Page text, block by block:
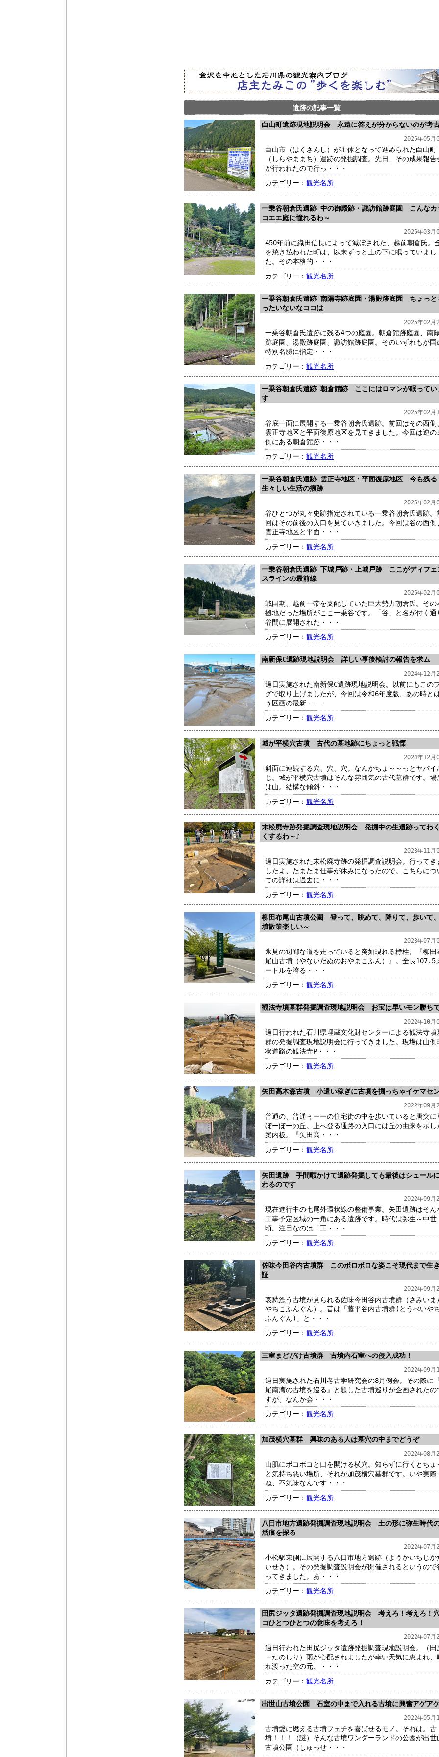
遺跡の記事一覧
白山町遺跡現地説明会 永遠に答えが分からないのが考
2025年05月
白山市（はくさんし）が主体となって進められた白山町
（しらやままち）遺跡の発掘調査。先日、その成果報告
が行われたので行っ・・・
カテゴリー： 観光名所
一乗谷朝倉氏遺跡 中の御殿跡・諏訪館跡庭園 こんなカ
コエエ庭に憧れるわ～
2025年03月
450年前に織田信長によって滅ぼされた、越前朝倉氏。
を焼き払われた町は、以来ずっと土の下に眠っていまし
た。その本格的・・・
カテゴリー： 観光名所
一乗谷朝倉氏遺跡 南陽寺跡庭園・湯殿跡庭園 ちょっと
ったいないなココは
2025年02月
一乗谷朝倉氏遺跡に残る4つの庭園。朝倉館跡庭園、南
跡庭園、湯殿跡庭園、諏訪館跡庭園。そのいずれもが国
特別名勝に指定・・・
カテゴリー： 観光名所
一乗谷朝倉氏遺跡 朝倉館跡 ここにはロマンが眠ってい
す
2025年02月
谷底一面に展開する一乗谷朝倉氏遺跡。前回はその西側、
雲正寺地区と平面復原地区を見てきました。今回は逆の
側にある朝倉館跡・・・
カテゴリー： 観光名所
一乗谷朝倉氏遺跡 雲正寺地区・平面復原地区 今も残る
生々しい生活の痕跡
2025年02月
谷ひとつが丸々史跡指定されている一乗谷朝倉氏遺跡。
回はその前後の入口を見ていきました。今回は谷の西側、
雲正寺地区と平面・・・
カテゴリー： 観光名所
一乗谷朝倉氏遺跡 下城戸跡・上城戸跡 ここがディフェ
スラインの最前線
2025年02月
戦国期、越前一帯を支配していた巨大勢力朝倉氏。その
拠地だった場所がここ一乗谷です。「谷」と名が付く通
谷間に展開された・・・
カテゴリー： 観光名所
南新保C遺跡現地説明会 詳しい事後検討の報告を求ム
2024年12月
過日実施された南新保C遺跡現地説明会。以前にもこの
グで取り上げましたが、今回は令和6年度版、あの時と
う区画の最新・・・
カテゴリー： 観光名所
城が平横穴古墳 古代の墓地跡にちょっと戦慄
2024年12月
斜面に連続する穴、穴、穴。なんかちょ～～っとヤバイ
じ。城が平横穴古墳はそんな雰囲気の古代墓群です。場
は山。結構な傾斜・・・
カテゴリー： 観光名所
末松廃寺跡発掘調査現地説明会 発掘中の生遺跡ってわ
くするわ～♪
2023年11月
過日実施された末松廃寺跡の発掘調査説明会。行ってき
したよ、たまたま仕事が休みになったので。こちらにつ
ての詳細は過去に・・・
カテゴリー： 観光名所
柳田布尾山古墳公園 登って、眺めて、降りて、歩いて
墳散策楽しい～
2023年07月
氷見の辺鄙な道を走っていると突如現れる標柱。『柳田
尾山古墳（やないだぬのおやまこふん）』。全長107.5
ートルを誇る・・・
カテゴリー： 観光名所
観法寺墳墓群発掘調査現地説明会 お宝は早いモン勝ち
2022年10月
過日行われた石川県埋蔵文化財センターによる観法寺墳
群の発掘調査現地説明会に行ってきました。現場は山側
状道路の観法寺P・・・
カテゴリー： 観光名所
矢田高木森古墳 小遣い稼ぎに古墳を掘っちゃイケマセン
2022年09月
普通の、普通ぅーーの住宅街の中を歩いていると唐突に
ぼーぼーの丘。上へ登る通路の入口には丘の由来を示し
案内板。『矢田高・・・
カテゴリー： 観光名所
矢田遺跡 手間暇かけて遺跡発掘しても最後はシュール
わるのです
2022年09月
現在進行中の七尾外環状線の整備事業。矢田遺跡はそん
工事予定区域の一角にある遺跡です。時代は弥生～中世
頃。注目なのは「工・・・
カテゴリー： 観光名所
佐味今田谷内古墳群 このボロボロな姿こそ現代まで生
証
2022年09月
哀愁漂う古墳が見られる佐味今田谷内古墳群（さみいま
やちこふんぐん）。昔は「藤平谷内古墳群(とうべいや
ふんぐん)」と・・・
カテゴリー： 観光名所
三室まどがけ古墳群 古墳内石室への侵入成功！
2022年09月
過日実施された石川考古学研究会の8月例会。その際に
尾南湾の古墳を巡る』と題した古墳巡りが企画されたの
すが、なんか会・・・
カテゴリー： 観光名所
加茂横穴墓群 興味のある人は墓穴の中までどうぞ
2022年08月
山肌にボコボコと口を開ける横穴。知らずに行くとちょ
と気持ち悪い場所、それが加茂横穴墓群です。いや実際
ね、不気味なんです・・・
カテゴリー： 観光名所
八日市地方遺跡発掘調査現地説明会 土の形に弥生時代
活痕を探る
2022年07月
小松駅東側に展開する八日市地方遺跡（ようかいちじか
いせき）。その発掘調査説明会が開催されるというので
ってきました。あ・・・
カテゴリー： 観光名所
田尻ジッタ遺跡発掘調査現地説明会 考えろ！考えろ！
コひとつひとつの意味を考えろ！
2022年07月
過日行われた田尻ジッタ遺跡発掘調査現地説明会。（田
＝たのしり）雨が心配されましたが幸い天気に恵まれ、
れ渡った空の元、・・・
カテゴリー： 観光名所
出世山古墳公園 石室の中まで入れる古墳に興奮アゲア
2022年05月
古墳愛に燃える古墳フェチを喜ばせるモノ。それは。古
墳！！！（謎）そんな古墳ワンダーランドの公園が出世
古墳公園（しゅっせ・・・